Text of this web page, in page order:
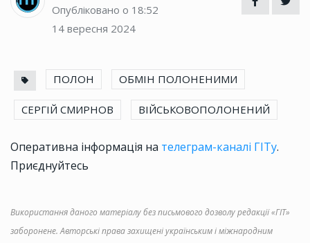
Опубліковано о 18:52
14 вересня 2024
ПОЛОН ОБМІН ПОЛОНЕНИМИ
СЕРГІЙ СМИРНОВ ВІЙСЬКОВОПОЛОНЕНИЙ
Оперативна інформація на телеграм-каналі ГІТу.
Приєднуйтесь
Використання даного матеріалу без письмового дозволу редакції «ГІТ»
заборонене. Авторські права захищені українським і міжнародним